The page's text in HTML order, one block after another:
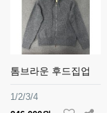
톰브라운 후드집업
1/2/3/4